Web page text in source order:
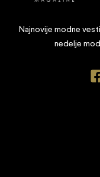
Najnovije modne
nedelje